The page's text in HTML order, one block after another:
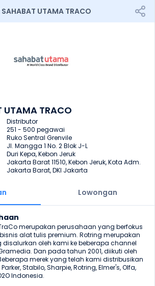
SAHABAT UTAMA TRACO
UTAMA TRACO
Distributor
251 - 500 pegawai
Ruko Sentral Grenvile
Jl. Mangga 1 No. 2 Blok J-L
Duri Kepa, Kebon Jeruk
Jakarta Barat 11510, Kebon Jeruk, Kota Adm.
Jakarta Barat, DKI Jakarta
Lowongan
merupakan perusahaan yang berfokus
alat tulis premium. Rotring merupakan
oleh kami ke beberapa channel
Dan pada tahun 2001, diikuti oleh
merek yang telah kami distribusikan
Stabilo, Sharpie, Rotring, Elmer's, Olfa,
Indonesia.